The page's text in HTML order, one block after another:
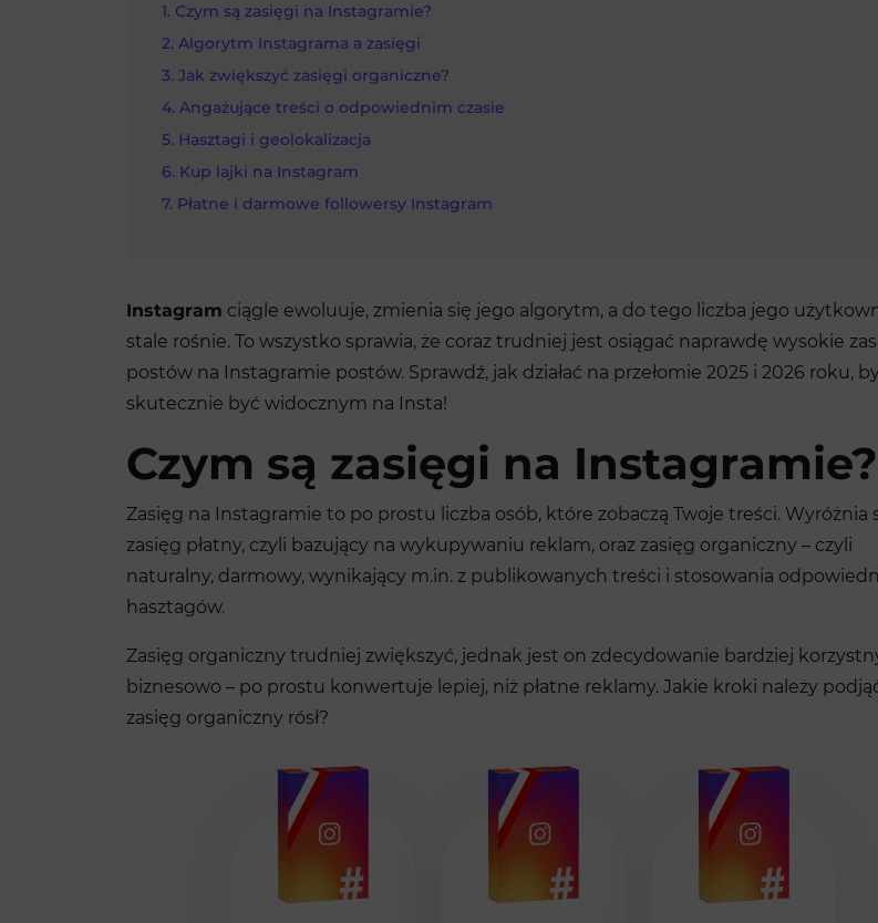
Czym są zasięgi na Instagramie?
Algorytm Instagrama a zasięgi
Jak zwiększyć zasięgi organiczne?
Angażujące treści o odpowiednim czasie
Hasztagi i geolokalizacja
Kup lajki na Instagram
Płatne i darmowe followersy Instagram
Instagram ciągle ewoluuje, zmienia się jego algorytm, a do tego liczba jego
stale rośnie. To wszystko sprawia, że coraz trudniej jest osiągać naprawdę wysokie
postów na Instagramie postów. Sprawdź, jak działać na przełomie 2025 i 2026 roku,
skutecznie być widocznym na Insta!
Czym są zasięgi na Instagramie?
Zasięg na Instagramie to po prostu liczba osób, które zobaczą Twoje treści. Wyróżnia
zasięg płatny, czyli bazujący na wykupywaniu reklam, oraz zasięg organiczny – czyli
naturalny, darmowy, wynikający m.in. z publikowanych treści i stosowania
hasztagów.
Zasięg organiczny trudniej zwiększyć, jednak jest on zdecydowanie bardziej
biznesowo – po prostu konwertuje lepiej, niż płatne reklamy. Jakie kroki należy
zasięg organiczny rósł?